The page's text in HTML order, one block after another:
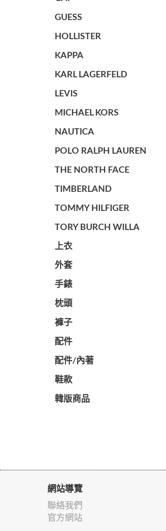
GUESS
HOLLISTER
KAPPA
KARL LAGERFELD
LEVIS
MICHAEL KORS
NAUTICA
POLO RALPH LAUREN
THE NORTH FACE
TIMBERLAND
TOMMY HILFIGER
TORY BURCH WILLA
上衣
外套
手錶
枕頭
褲子
配件
配件/內著
鞋款
韓版商品
網站導覽
聯絡我們
官方網站